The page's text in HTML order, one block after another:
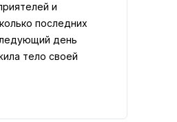
и
последних
день
тело своей